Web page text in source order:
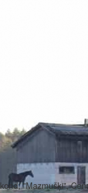
"Mazmušķi",